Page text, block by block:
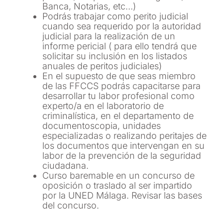
Banca, Notarias, etc…)
Podrás trabajar como perito judicial
cuando sea requerido por la autoridad
judicial para la realización de un
informe pericial ( para ello tendrá que
solicitar su inclusión en los listados
anuales de peritos judiciales)
En el supuesto de que seas miembro
de las FFCCS podrás capacitarse para
desarrollar tu labor profesional como
experto/a en el laboratorio de
criminalística, en el departamento de
documentoscopia, unidades
especializadas o realizando peritajes de
los documentos que intervengan en su
labor de la prevención de la seguridad
ciudadana.
Curso baremable en un concurso de
oposición o traslado al ser impartido
por la UNED Málaga. Revisar las bases
del concurso.